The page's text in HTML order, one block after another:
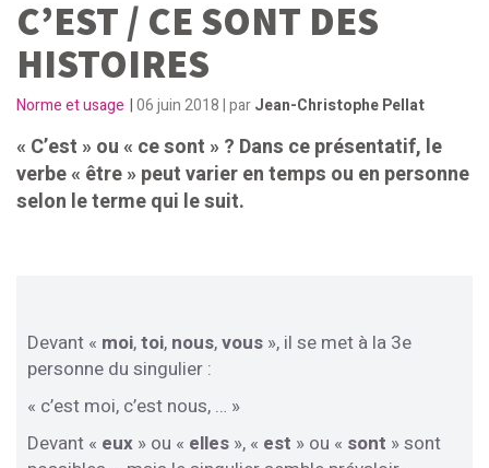
C’EST / CE SONT DES
HISTOIRES
Norme et usage |06 juin 2018 | parJean-Christophe Pellat
« C’est » ou « ce sont » ? Dans ce présentatif, le
verbe « être » peut varier en temps ou en personne
selon le terme qui le suit.
Devant « moi,toi, nous,vous », il se met à la 3e
personne du singulier :
« c’est moi, c’est nous, … »
Devant « eux » ou « elles », « est » ou « sont » sont